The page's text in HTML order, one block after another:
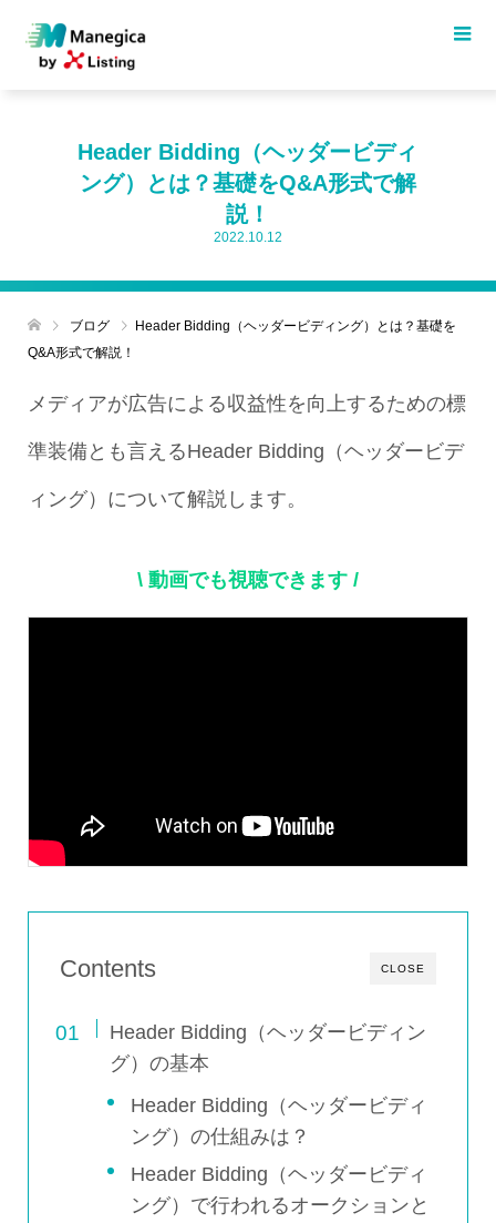
Header Bidding（ヘッダービディ
ング）とは？基礎をQ&A形式で解
説！
2022.10.12
ブログ
Header Bidding（ヘッダービディング）とは？基礎を
Q&A形式で解説！
メディアが広告による収益性を向上するための標
準装備とも言えるHeader Bidding（ヘッダービデ
ィング）について解説します。
\ 動画でも視聴できます /
CLOSE
Contents
Header Bidding（ヘッダービディン
グ）の基本
Header Bidding（ヘッダービディ
ング）の仕組みは？
Header Bidding（ヘッダービディ
ング）で行われるオークションと